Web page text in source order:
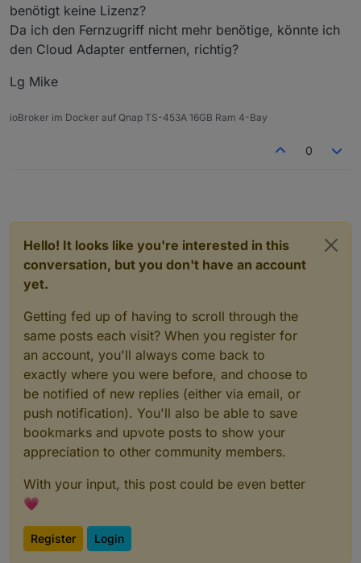
benötigt keine Lizenz?
Da ich den Fernzugriff nicht mehr benötige, könnte ich
den Cloud Adapter entfernen, richtig?
Lg Mike
ioBroker im Docker auf Qnap TS-453A 16GB Ram 4-Bay
0
Hello! It looks like you're interested in this
conversation, but you don't have an account
yet.
Getting fed up of having to scroll through the
same posts each visit? When you register for
an account, you'll always come back to
exactly where you were before, and choose to
be notified of new replies (either via email, or
push notification). You'll also be able to save
bookmarks and upvote posts to show your
appreciation to other community members.
With your input, this post could be even better
💗
Register Login